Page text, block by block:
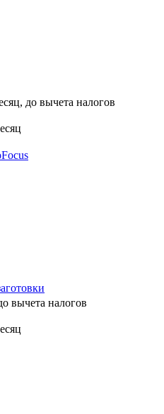
до вычета налогов
вычета налогов